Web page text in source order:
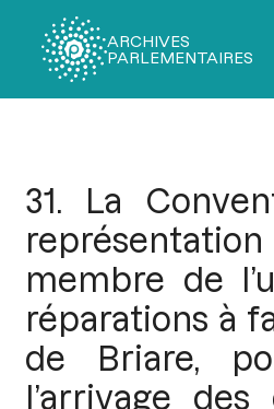
ARCHIVES
PARLEMENTAIRES
31. La
membre de
réparations à
de Briare,
l’arrivage